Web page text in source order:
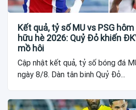
Kết quả, tỷ số MU vs PSG
hữu hè 2026: Quỷ Đỏ khiến
mồ hôi
Cập nhật kết quả, tỷ số bóng đá
ngày 8/8. Dàn tân binh Quỷ Đỏ...